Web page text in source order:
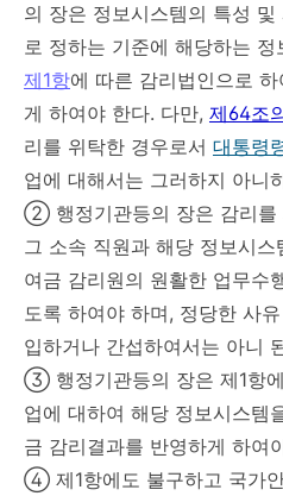
의 장은 정보시스템의 특성 및
로 정하는 기준에 해당하는 정
제1항에 따른 감리법인으로
게 하여야 한다. 다만, 제64조
리를 위탁한 경우로서 대통령
업에 대해서는 그러하지 아니
② 행정기관등의 장은 감리를
그 소속 직원과 해당 정보시
여금 감리원의 원활한 업무수
도록 하여야 하며, 정당한 사
입하거나 간섭하여서는 아니
③ 행정기관등의 장은 제1항
업에 대하여 해당 정보시스템
금 감리결과를 반영하게 하여
④ 제1항에도 불구하고 국가